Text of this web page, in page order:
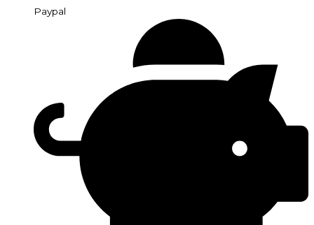
Paypal